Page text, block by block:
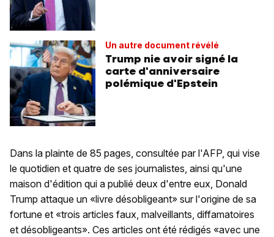
Un autre document révélé
Trump nie avoir signé la
carte d'anniversaire
polémique d'Epstein
Dans la plainte de 85 pages, consultée par l'AFP, qui vise
le quotidien et quatre de ses journalistes, ainsi qu'une
maison d'édition qui a publié deux d'entre eux, Donald
Trump attaque un «livre désobligeant» sur l'origine de sa
fortune et «trois articles faux, malveillants, diffamatoires
et désobligeants». Ces articles ont été rédigés «avec une